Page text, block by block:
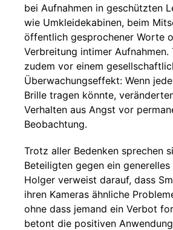
bei Aufnahmen in geschützten
wie Umkleidekabinen, beim
öffentlich gesprochener Worte
Verbreitung intimer Aufnahmen.
zudem vor einem
Überwachungseffekt: Wenn
Brille tragen könnte,
Verhalten aus Angst vor
Beobachtung.
Trotz aller Bedenken sprechen
Beteiligten gegen ein generelles
Holger verweist darauf, dass
ihren Kameras ähnliche
ohne dass jemand ein Verbot
betont die positiven